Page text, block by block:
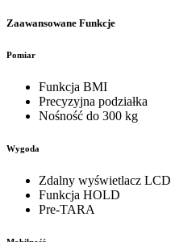
Zaawansowane Funkcje
Pomiar
Funkcja BMI
Precyzyjna podziałka
Nośność do 300 kg
Wygoda
Zdalny wyświetlacz LCD
Funkcja HOLD
Pre-TARA